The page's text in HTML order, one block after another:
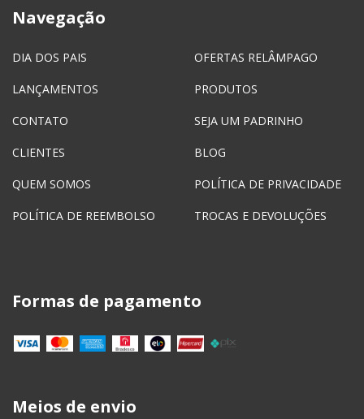
Navegação
DIA DOS PAIS OFERTAS RELÂMPAGO
LANÇAMENTOS PRODUTOS
CONTATO SEJA UM PADRINHO
CLIENTES BLOG
QUEM SOMOS POLÍTICA DE PRIVACIDADE
POLÍTICA DE REEMBOLSO TROCAS E DEVOLUÇÕES
Formas de pagamento
Meios de envio